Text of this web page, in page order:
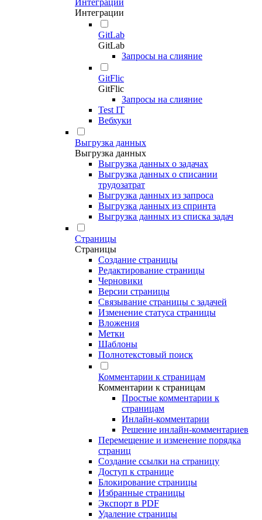
Интеграции
Интеграции
GitLab
GitLab
Запросы на слияние
GitFlic
GitFlic
Запросы на слияние
Test IT
Вебхуки
Выгрузка данных
Выгрузка данных
Выгрузка данных о задачах
Выгрузка данных о списании
трудозатрат
Выгрузка данных из запроса
Выгрузка данных из спринта
Выгрузка данных из списка задач
Страницы
Страницы
Создание страницы
Редактирование страницы
Черновики
Версии страницы
Связывание страницы с задачей
Изменение статуса страницы
Вложения
Метки
Шаблоны
Полнотекстовый поиск
Комментарии к страницам
Комментарии к страницам
Простые комментарии к
страницам
Инлайн-комментарии
Решение инлайн-комментариев
Перемещение и изменение порядка
страниц
Создание ссылки на страницу
Доступ к странице
Блокирование страницы
Избранные страницы
Экспорт в PDF
Удаление страницы